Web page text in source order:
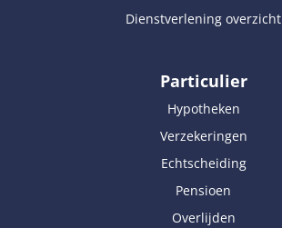
Dienstverlening overzicht
Particulier
Hypotheken
Verzekeringen
Echtscheiding
Pensioen
Overlijden